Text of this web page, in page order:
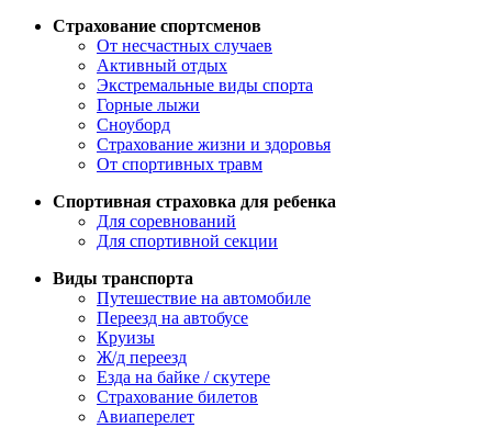
Страхование спортсменов
От несчастных случаев
Активный отдых
Экстремальные виды спорта
Горные лыжи
Сноуборд
Страхование жизни и здоровья
От спортивных травм
Спортивная страховка для ребенка
Для соревнований
Для спортивной секции
Виды транспорта
Путешествие на автомобиле
Переезд на автобусе
Круизы
Ж/д переезд
Езда на байке / скутере
Страхование билетов
Авиаперелет